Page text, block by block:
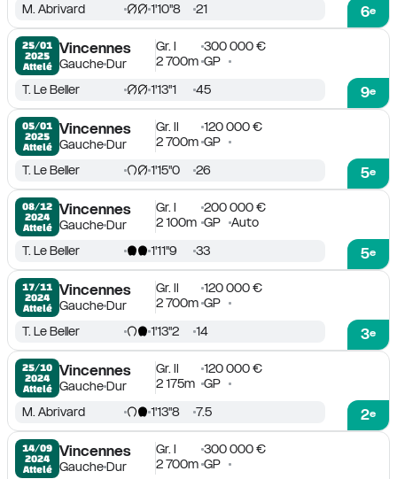
6e
M. Abrivard 1'10''8 21
25/01
2025
Attelé
Vincennes
GaucheDur
Gr. I
300 000 €
2 700m GP
9e
T. Le Beller 1'13''1 45
05/01
2025
Attelé
Vincennes
GaucheDur
Gr. II
120 000 €
2 700m GP
5e
T. Le Beller 1'15''0 26
08/12
2024
Attelé
Vincennes
GaucheDur
Gr. I
200 000 €
2 100m GP Auto
5e
T. Le Beller 1'11''9 33
17/11
2024
Attelé
Vincennes
GaucheDur
Gr. II
120 000 €
2 700m GP
3e
T. Le Beller 1'13''2 14
25/10
2024
Attelé
Vincennes
GaucheDur
Gr. II
120 000 €
2 175m GP
2e
M. Abrivard 1'13''8 7.5
14/09
2024
Attelé
Vincennes
GaucheDur
Gr. I
300 000 €
2 700m GP